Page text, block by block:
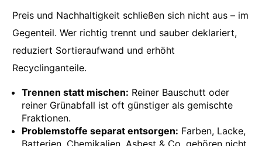
Preis und Nachhaltigkeit schließen sich nicht aus – im
Gegenteil. Wer richtig trennt und sauber deklariert,
reduziert Sortieraufwand und erhöht
Recyclinganteile.
Trennen statt mischen: Reiner Bauschutt oder
reiner Grünabfall ist oft günstiger als gemischte
Fraktionen.
Problemstoffe separat entsorgen: Farben, Lacke,